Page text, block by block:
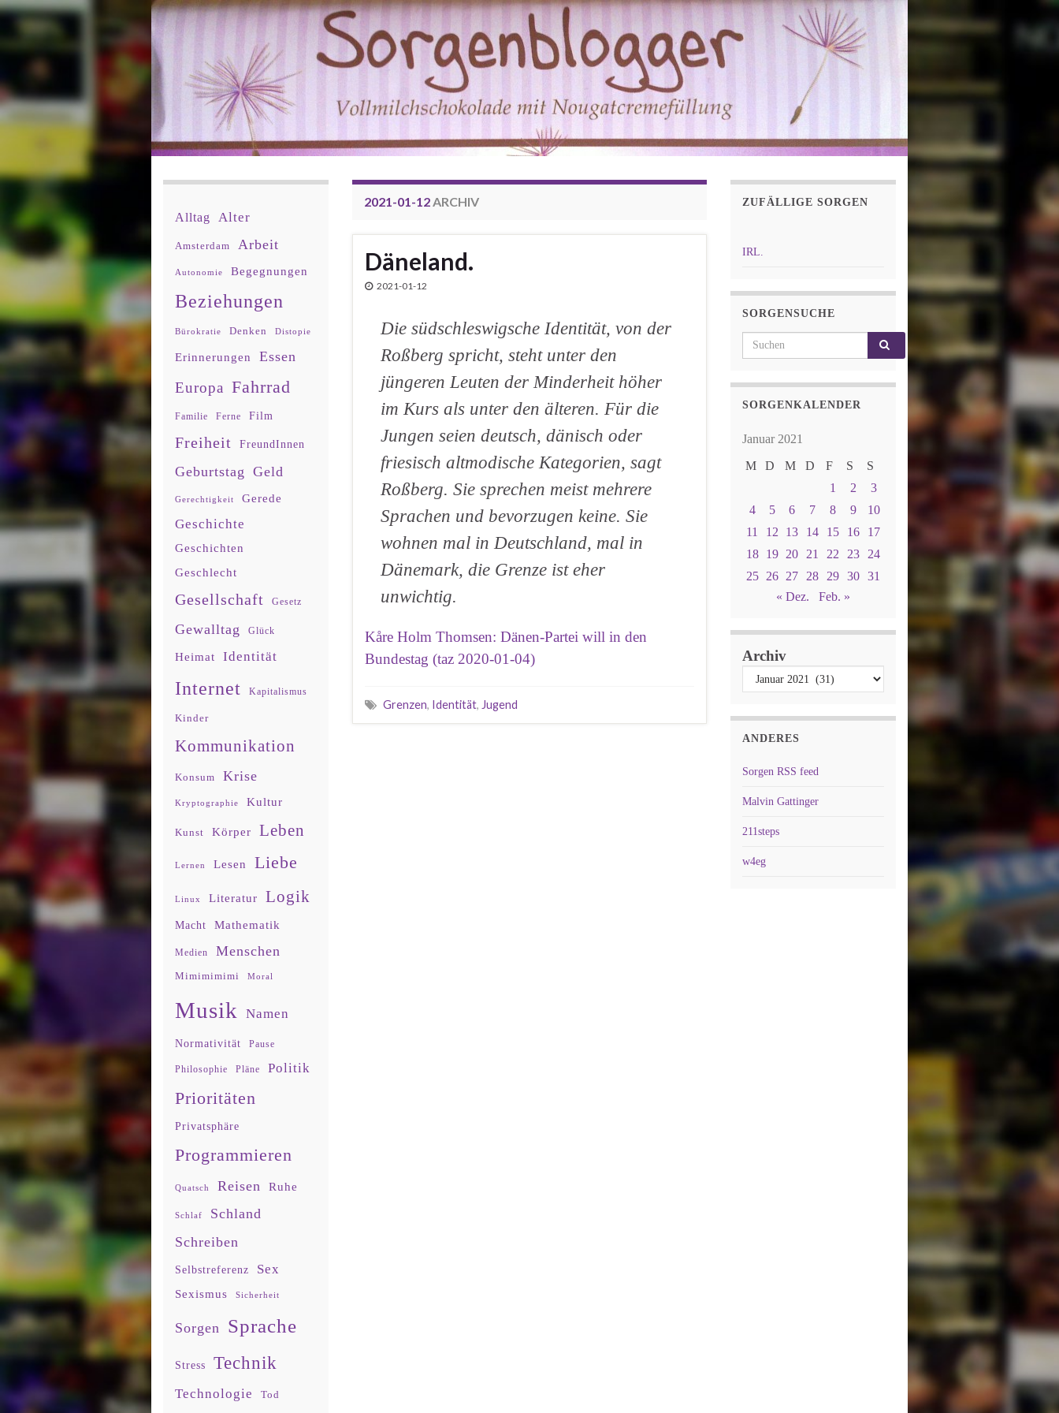
2021-01-12ARCHIV
Däneland.
2021-01-12
Die südschleswigsche Identität, von der
Roßberg spricht, steht unter den
jüngeren Leuten der Minderheit höher
im Kurs als unter den älteren. Für die
Jungen seien deutsch, dänisch oder
friesisch altmodische Kategorien, sagt
Roßberg. Sie sprechen meist mehrere
Sprachen und bevorzugen keine. Sie
wohnen mal in Deutschland, mal in
Dänemark, die Grenze ist eher
unwichtig.
Kåre Holm Thomsen: Dänen-Partei will in den
Bundestag (taz 2020-01-04)
Grenzen, Identität, Jugend
Alltag Alter
Amsterdam Arbeit
Autonomie Begegnungen
Beziehungen
Bürokratie Denken Distopie
Erinnerungen Essen
Europa Fahrrad
Familie Ferne Film
Freiheit FreundInnen
Geburtstag Geld
Gerechtigkeit Gerede
Geschichte
Geschichten
Geschlecht
Gesellschaft Gesetz
Gewalltag Glück
Heimat Identität
Internet Kapitalismus
Kinder
Kommunikation
Konsum Krise
Kryptographie Kultur
Kunst Körper Leben
Lernen Lesen Liebe
Linux Literatur Logik
Macht Mathematik
Medien Menschen
Mimimimimi Moral
Musik Namen
Normativität Pause
Philosophie Pläne Politik
Prioritäten
Privatsphäre
Programmieren
Quatsch Reisen Ruhe
Schlaf
Schland
Schreiben
Selbstreferenz Sex
Sexismus Sicherheit
Sorgen Sprache
Stress Technik
Technologie Tod
ZUFÄLLIGE SORGEN
IRL.
SORGENSUCHE
Search for:
SORGENKALENDER
Januar 2021
M
D M D F S
S
1
2
3
4
5 6 7 8 9
10
11
12 13 14 15 16
17
18
19 20 21 22 23
24
25
26 27 28 29 30 31
« Dez.
Feb. »
Archiv
ANDERES
Sorgen RSS feed
Malvin Gattinger
211steps
w4eg